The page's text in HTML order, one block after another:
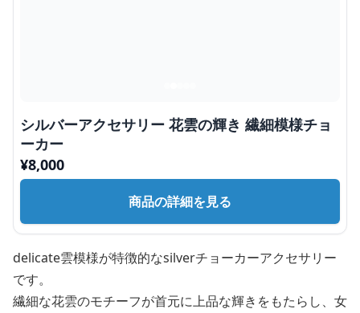
シルバーアクセサリー 花雲の輝き 繊細模様チョ
ーカー
¥8,000
商品の詳細を見る
delicate雲模様が特徴的なsilverチョーカーアクセサリー
です。
繊細な花雲のモチーフが首元に上品な輝きをもたらし、女